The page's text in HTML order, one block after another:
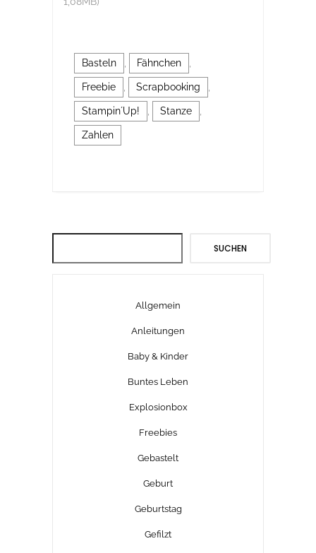
Basteln Fähnchen
Freebie Scrapbooking
Stampin´Up! Stanze
Zahlen
SUCHEN
Allgemein
Anleitungen
Baby & Kinder
Buntes Leben
Explosionbox
Freebies
Gebastelt
Geburt
Geburtstag
Gefilzt